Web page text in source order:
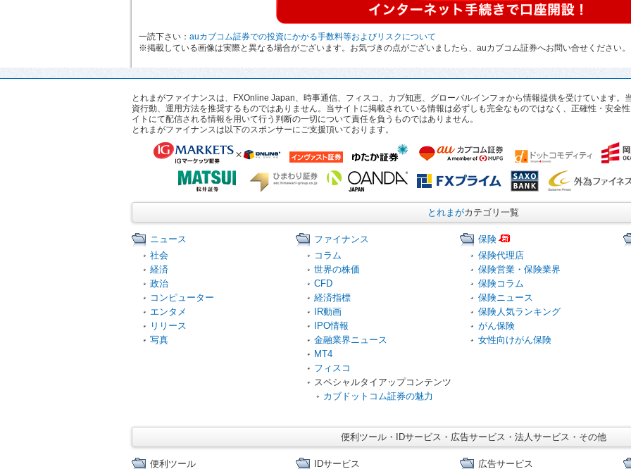
一読下さい： auカブコム証券での投資にかかる手数料等およびリスクについて
※掲載している画像は実際と異なる場合がございます。お気づきの点がございましたら、auカブコム証券へお問い合せください。
とれまがファイナンスは、FXOnline Japan、時事通信、フィスコ、カブ知恵、グローバルインフォから情報提供を受けています。
資行動、運用方法を推奨するものではありません。当サイトに掲載されている情報は必ずしも完全なものではなく、正確性・安全
イトにて配信される情報を用いて行う判断の一切について責任を負うものではありません。
とれまがファイナンスは以下のスポンサーにご支援頂いております。
とれまがカテゴリ一覧
ニュース
社会
経済
政治
コンピューター
エンタメ
リリース
写真
ファイナンス
コラム
世界の株価
CFD
経済指標
IR動画
IPO情報
金融業界ニュース
MT4
フィスコ
スペシャルタイアップコンテンツ
カブドットコム証券の魅力
保険
保険代理店
保険営業・保険業界
保険コラム
保険ニュース
保険人気ランキング
がん保険
女性向けがん保険
便利ツール・IDサービス・広告サービス・法人サービス・その他
便利ツール IDサービス 広告サービス